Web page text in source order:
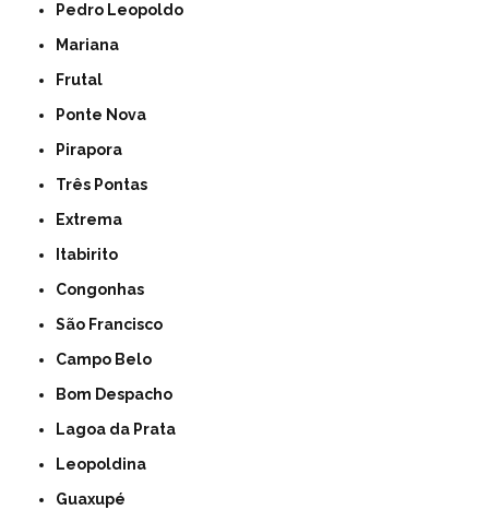
Pedro Leopoldo
Mariana
Frutal
Ponte Nova
Pirapora
Três Pontas
Extrema
Itabirito
Congonhas
São Francisco
Campo Belo
Bom Despacho
Lagoa da Prata
Leopoldina
Guaxupé